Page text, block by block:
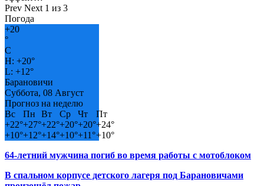
Prev Next 1 из 3
Погода
+20
°
C
H: +20°
L: +12°
Барановичи
Суббота, 08 Август
Прогноз на неделю
Вс
Пн Вт Ср Чт
Пт
+22°+27°+22°+20°+20°+24°
+10°+12°+14°+10°+11°+10°
64-летний мужчина погиб во время работы с мотоблоком
В спальном корпусе детского лагеря под Барановичами